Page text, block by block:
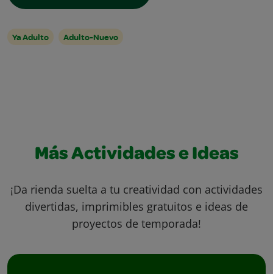
Ya Adulto Adulto-Nuevo
Más Actividades e Ideas
¡Da rienda suelta a tu creatividad con actividades
divertidas, imprimibles gratuitos e ideas de
proyectos de temporada!